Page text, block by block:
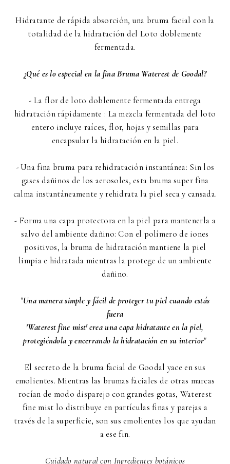
Hidratante de rápida absorción, una bruma facial con la
totalidad de la hidratación del Loto doblemente
fermentada.
¿Qué es lo especial en la fina Bruma Waterest de Goodal?
- La flor de loto doblemente fermentada entrega
hidratación rápidamente : La mezcla fermentada del loto
entero incluye raíces, flor, hojas y semillas para
encapsular la hidratación en la piel.
- Una fina bruma para rehidratación instantánea: Sin los
gases dañinos de los aerosoles, esta bruma super fina
calma instantáneamente y rehidrata la piel seca y cansada.
- Forma una capa protectora en la piel para mantenerla a
salvo del ambiente dañino: Con el polímero de iones
positivos, la bruma de hidratación mantiene la piel
limpia e hidratada mientras la protege de un ambiente
dañino.
"Una manera simple y fácil de proteger tu piel cuando estás
fuera
'Waterest fine mist' crea una capa hidratante en la piel,
protegiéndola y encerrando la hidratación en su interior"
El secreto de la bruma facial de Goodal yace en sus
emolientes. Mientras las brumas faciales de otras marcas
rocían de modo disparejo con grandes gotas, Waterest
fine mist lo distribuye en partículas finas y parejas a
través de la superficie, son sus emolientes los que ayudan
a ese fin.
Cuidado natural con Ingredientes botánicos